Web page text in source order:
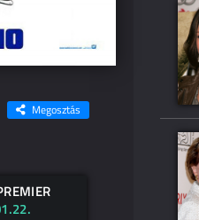
Megosztás